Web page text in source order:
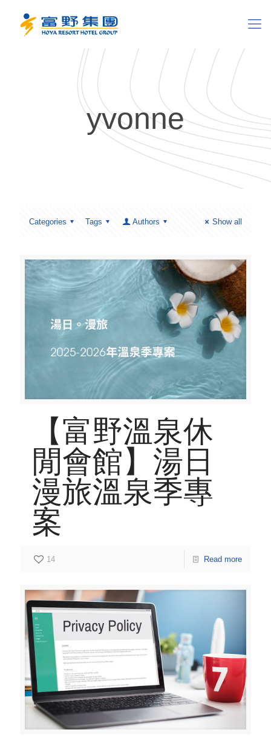
yvonne
Categories Tags Authors Show all
【富野溫泉休
閒會館】湯日
漫旅溫泉季專
案
14 Read more